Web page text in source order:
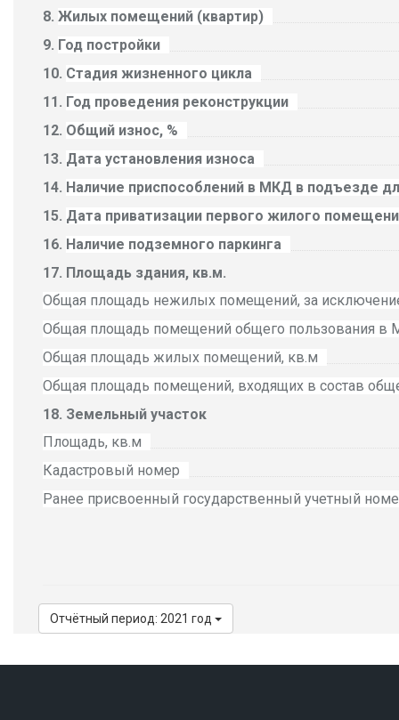
Жилых помещений (квартир)
Год постройки
Стадия жизненного цикла
Год проведения реконструкции
Общий износ, %
Дата установления износа
Наличие приспособлений в МКД в подъезде
Дата приватизации первого жилого
Наличие подземного паркинга
Площадь здания, кв.м.
Общая площадь нежилых помещений, за
Общая площадь помещений общего пользования в
Общая площадь жилых помещений, кв.м
Общая площадь помещений, входящих в состав
Земельный участок
Площадь, кв.м
Кадастровый номер
Ранее присвоенный государственный учетный
Отчётный период: 2021 год